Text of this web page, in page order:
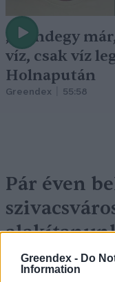
Greendex - Do
Information
„Mindegy
víz, csak víz
Holnapután
Greendex 55:58
Pár éven
Podcast
PODCAST Novák